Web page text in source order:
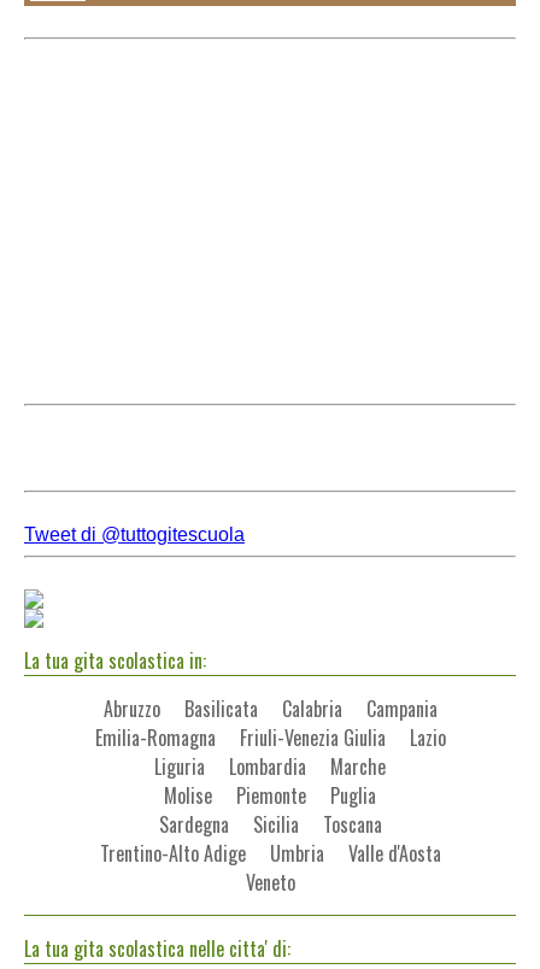
Tweet di @tuttogitescuola
La tua gita scolastica in:
Abruzzo
Basilicata Calabria
Campania
Emilia-Romagna
Friuli-Venezia Giulia
Lazio
Liguria
Lombardia
Marche
Molise
Piemonte
Puglia
Sardegna
Sicilia
Toscana
Trentino-Alto Adige
Umbria
Valle d'Aosta
Veneto
La tua gita scolastica nelle citta' di: